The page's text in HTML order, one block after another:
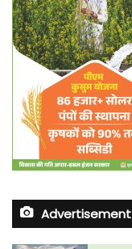
Advertisement